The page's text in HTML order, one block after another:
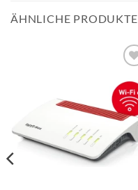
ÄHNLICHE PRODUKTE
BESTELLLISTE